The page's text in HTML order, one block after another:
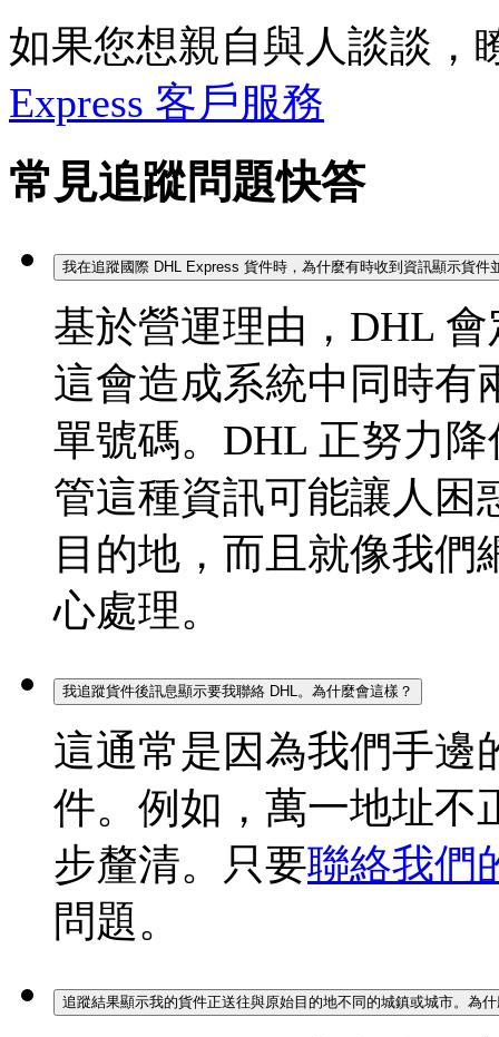
如果您想親自與人談談，
Express 客戶服務
常見追蹤問題快答
我在追蹤國際 DHL Express 貨件時，為什麼有時收到資訊顯示貨件
基於營運理由，DHL
這會造成系統中同時有
單號碼。DHL 正努力
管這種資訊可能讓人困
目的地，而且就像我
心處理。
我追蹤貨件後訊息顯示要我聯絡 DHL。為什麼會這樣？
這通常是因為我們手邊
件。例如，萬一地址不
步釐清。只要聯絡我們
問題。
追蹤結果顯示我的貨件正送往與原始目的地不同的城鎮或城市。為